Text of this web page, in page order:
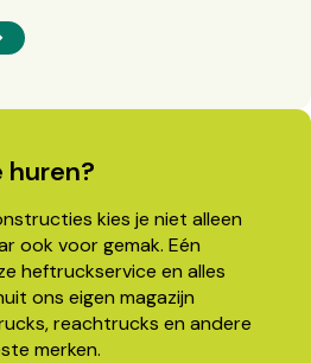
huren?
kies je niet alleen
ook voor gemak. Eén
heftruckservice en alles
ons eigen magazijn
reachtrucks en andere
merken.